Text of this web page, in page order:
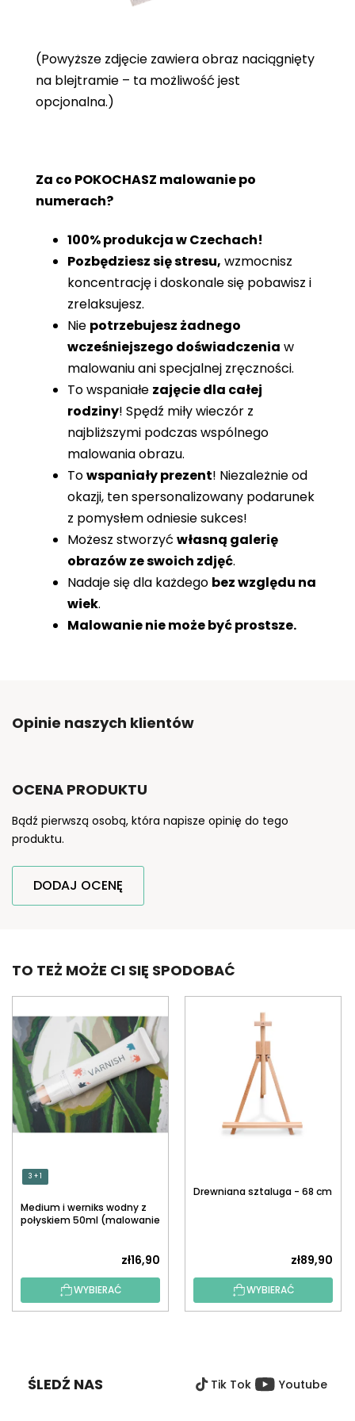
(Powyższe zdjęcie zawiera obraz naciągnięty
na blejtramie – ta możliwość jest
opcjonalna.)
Za co POKOCHASZ malowanie po
numerach?
100% produkcja w Czechach!
Pozbędziesz się stresu, wzmocnisz
koncentrację i doskonale się pobawisz i
zrelaksujesz.
Nie potrzebujesz żadnego
wcześniejszego doświadczenia w
malowaniu ani specjalnej zręczności.
To wspaniałe zajęcie dla całej
rodziny! Spędź miły wieczór z
najbliższymi podczas wspólnego
malowania obrazu.
Towspaniały prezent! Niezależnie od
okazji, ten spersonalizowany podarunek
z pomysłem odniesie sukces!
Możesz stworzyć własną galerię
obrazów ze swoich zdjęć.
Nadaje się dla każdego bez względu na
wiek.
Malowanie nie może być prostsze.
Opinie naszych klientów
OCENA PRODUKTU
Bądź pierwszą osobą, która napisze opinię do tego
produktu.
DODAJ OCENĘ
TO TEŻ MOŻE CI SIĘ SPODOBAĆ
3 + 1
Medium i werniks wodny z
połyskiem 50ml (malowanie
zł16,90
WYBIERAĆ
Drewniana sztaluga - 68 cm
zł89,90
WYBIERAĆ
ŚLEDŹ NAS Tik Tok Youtube